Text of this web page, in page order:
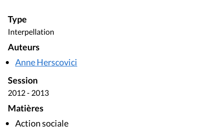
Type
Interpellation
Auteurs
Anne Herscovici
Session
2012 - 2013
Matières
Action sociale